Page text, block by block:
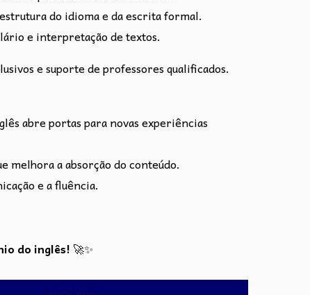
do idioma e da escrita formal.
e interpretação de textos.
e suporte de professores qualificados.
abre portas para novas experiências
melhora a absorção do conteúdo.
e a fluência.
do inglês! 🚀✨